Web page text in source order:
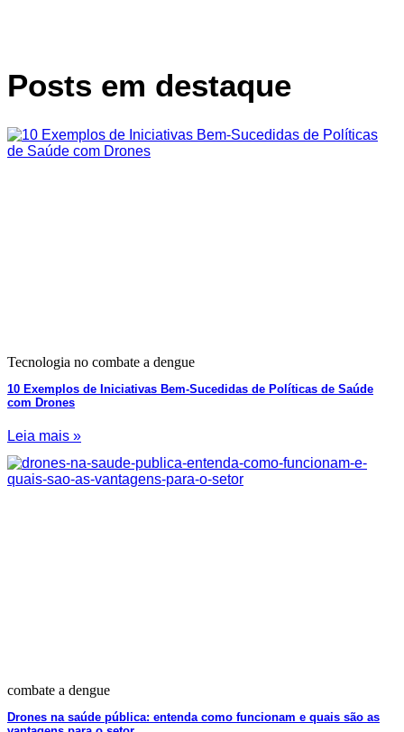
Posts em destaque
Tecnologia no combate a dengue
10 Exemplos de Iniciativas Bem-Sucedidas de Políticas de Saúde
com Drones
Leia mais »
combate a dengue
Drones na saúde pública: entenda como funcionam e quais são as